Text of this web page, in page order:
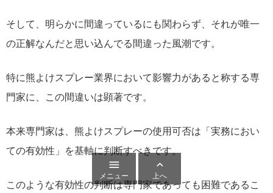
そして、明らかに間違っているにも関わらず、それが唯一
の正解なんだと思い込んでる間違った風潮です。
特に熊よけスプレー業界において影響力があると称する専
門家に、この間違いは顕著です。
本来専門家は、熊よけスプレーの使用可否は「実務におい
ての有効性」を基軸に判断すべきです。
このような有効性の判断は専門家であっても困難であるこ

メニュー

上へ